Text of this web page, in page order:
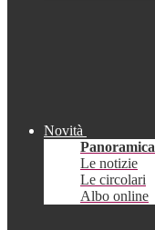
Novità
Panoramica
Le notizie
Le circolari
Albo online